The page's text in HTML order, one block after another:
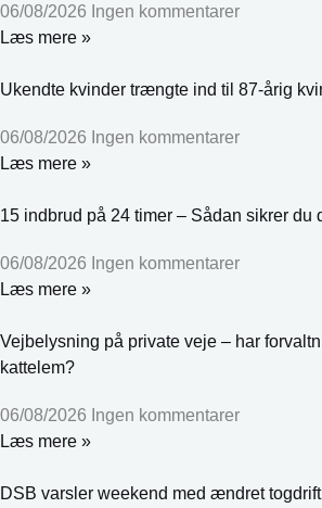
06/08/2026 Ingen kommentarer
Læs mere »
Ukendte kvinder trængte ind til 87-årig
06/08/2026 Ingen kommentarer
Læs mere »
15 indbrud på 24 timer – Sådan sikrer du
06/08/2026 Ingen kommentarer
Læs mere »
Vejbelysning på private veje – har
kattelem?
06/08/2026 Ingen kommentarer
Læs mere »
DSB varsler weekend med ændret togdrift